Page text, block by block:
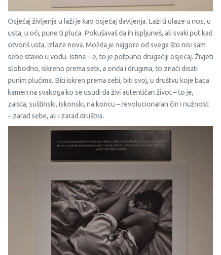
Osjećaj življenja u laži je kao osjećaj davljenja. Laži ti ulaze u nos, u
usta, u oči, pune ti pluća. Pokušavaš da ih ispljuneš, ali svaki put kad
otvoriš usta, izlaze nova. Možda je najgore od svega što nisi sam
sebe stavio u vodu. Istina – e, to je potpuno drugačiji osjećaj. Živjeti
slobodno, iskreno prema sebi, a onda i drugima, to znači disati
punim plućima. Biti iskren prema sebi, biti svoj, u društvu koje baca
kamen na svakoga ko se usudi da živi autentičan život – to je,
zaista, suštinski, iskonski, na koncu – revolucionaran čin i nužnost
– zarad sebe, ali i zarad društva.